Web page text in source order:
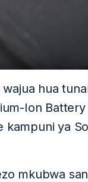
hua
Ion
kampuni ya
mkubwa